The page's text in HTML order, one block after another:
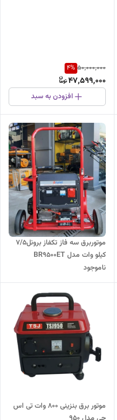
50,000,000
4%
47,599,000
افزودن به سبد
موتوربرق سه فاز تکفاز برونل۷/۵
کیلو وات مدل BR9500ET
ناموجود
موتور برق بنزینی ۸۰۰ وات تی اس